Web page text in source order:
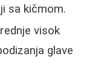
sa kičmom.
visok
glave